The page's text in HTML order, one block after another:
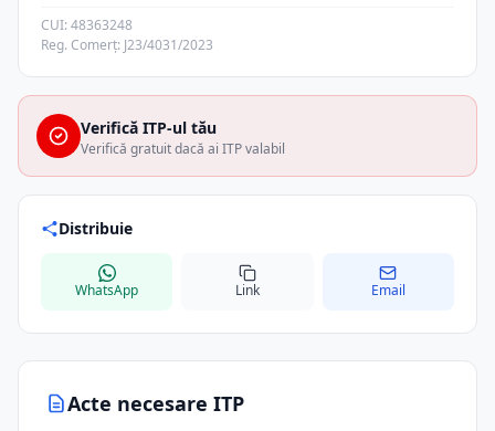
Acte necesare ITP
CUI: 48363248
Reg. Comerț: J23/4031/2023
Verifică ITP-ul tău
Verifică gratuit dacă ai ITP valabil
Distribuie
WhatsApp Link Email